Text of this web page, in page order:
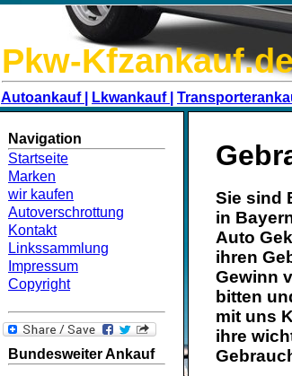
Pkw-
Autoankauf | Lkwankauf |
Navigation
Startseite
Marken
wir kaufen
Autoverschrottung
Kontakt
Linkssammlung
Impressum
Copyright
Bundesweiter Ankauf
Sie sind
in
Auto
ihren
Gewinn
bitten
mit uns
ihre